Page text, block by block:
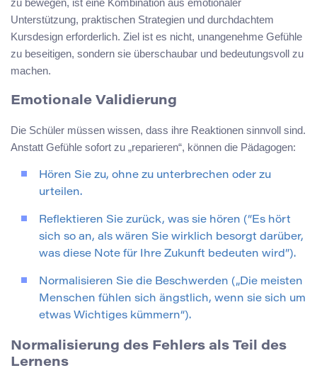
zu bewegen, ist eine Kombination aus emotionaler
Unterstützung, praktischen Strategien und durchdachtem
Kursdesign erforderlich. Ziel ist es nicht, unangenehme Gefühle
zu beseitigen, sondern sie überschaubar und bedeutungsvoll zu
machen.
Emotionale Validierung
Die Schüler müssen wissen, dass ihre Reaktionen sinnvoll sind.
Anstatt Gefühle sofort zu „reparieren“, können die Pädagogen:
Hören Sie zu, ohne zu unterbrechen oder zu
urteilen.
Reflektieren Sie zurück, was sie hören (“Es hört
sich so an, als wären Sie wirklich besorgt darüber,
was diese Note für Ihre Zukunft bedeuten wird”).
Normalisieren Sie die Beschwerden („Die meisten
Menschen fühlen sich ängstlich, wenn sie sich um
etwas Wichtiges kümmern“).
Normalisierung des Fehlers als Teil des
Lernens